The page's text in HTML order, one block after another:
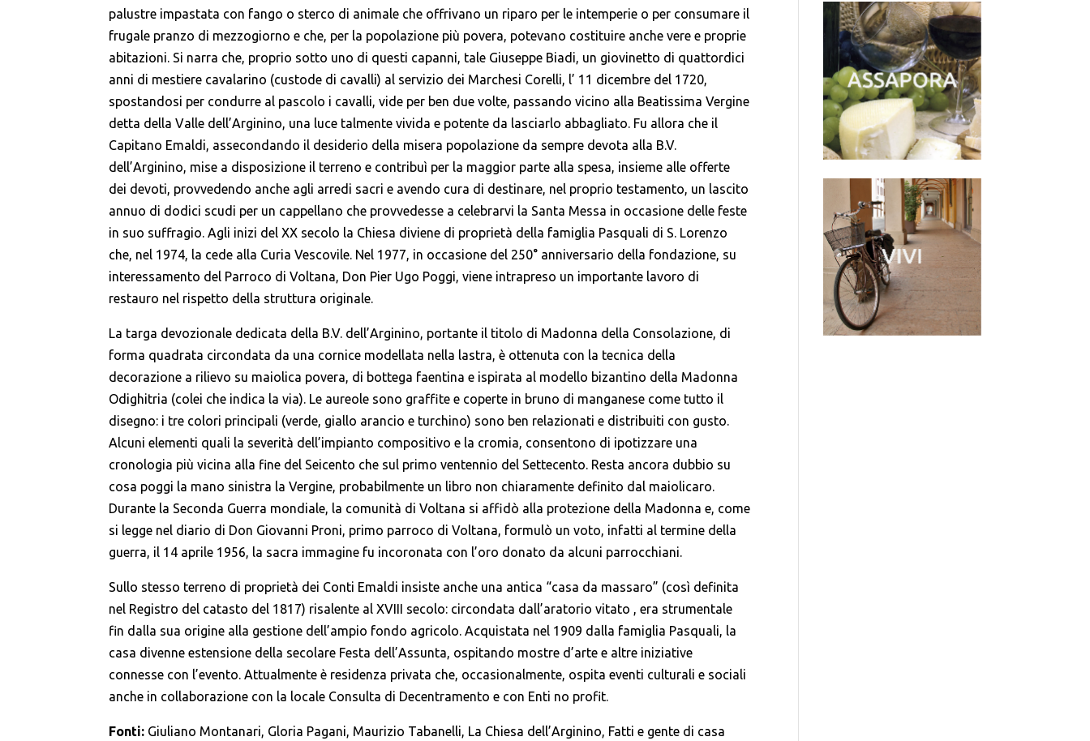
palustre impastata con fango o sterco di animale che offrivano un riparo per le intemperie o per consumare il
frugale pranzo di mezzogiorno e che, per la popolazione più povera, potevano costituire anche vere e proprie
abitazioni. Si narra che, proprio sotto uno di questi capanni, tale Giuseppe Biadi, un giovinetto di quattordici
anni di mestiere cavalarino (custode di cavalli) al servizio dei Marchesi Corelli, l’ 11 dicembre del 1720,
spostandosi per condurre al pascolo i cavalli, vide per ben due volte, passando vicino alla Beatissima Vergine
detta della Valle dell’Arginino, una luce talmente vivida e potente da lasciarlo abbagliato. Fu allora che il
Capitano Emaldi, assecondando il desiderio della misera popolazione da sempre devota alla B.V.
dell’Arginino, mise a disposizione il terreno e contribuì per la maggior parte alla spesa, insieme alle offerte
dei devoti, provvedendo anche agli arredi sacri e avendo cura di destinare, nel proprio testamento, un lascito
annuo di dodici scudi per un cappellano che provvedesse a celebrarvi la Santa Messa in occasione delle feste
in suo suffragio. Agli inizi del XX secolo la Chiesa diviene di proprietà della famiglia Pasquali di S. Lorenzo
che, nel 1974, la cede alla Curia Vescovile. Nel 1977, in occasione del 250° anniversario della fondazione, su
interessamento del Parroco di Voltana, Don Pier Ugo Poggi, viene intrapreso un importante lavoro di
restauro nel rispetto della struttura originale.
La targa devozionale dedicata della B.V. dell’Arginino, portante il titolo di Madonna della Consolazione, di
forma quadrata circondata da una cornice modellata nella lastra, è ottenuta con la tecnica della
decorazione a rilievo su maiolica povera, di bottega faentina e ispirata al modello bizantino della Madonna
Odighitria (colei che indica la via). Le aureole sono graffite e coperte in bruno di manganese come tutto il
disegno: i tre colori principali (verde, giallo arancio e turchino) sono ben relazionati e distribuiti con gusto.
Alcuni elementi quali la severità dell’impianto compositivo e la cromia, consentono di ipotizzare una
cronologia più vicina alla fine del Seicento che sul primo ventennio del Settecento. Resta ancora dubbio su
cosa poggi la mano sinistra la Vergine, probabilmente un libro non chiaramente definito dal maiolicaro.
Durante la Seconda Guerra mondiale, la comunità di Voltana si affidò alla protezione della Madonna e, come
si legge nel diario di Don Giovanni Proni, primo parroco di Voltana, formulò un voto, infatti al termine della
guerra, il 14 aprile 1956, la sacra immagine fu incoronata con l’oro donato da alcuni parrocchiani.
Sullo stesso terreno di proprietà dei Conti Emaldi insiste anche una antica “casa da massaro” (così definita
nel Registro del catasto del 1817) risalente al XVIII secolo: circondata dall’aratorio vitato , era strumentale
fin dalla sua origine alla gestione dell’ampio fondo agricolo. Acquistata nel 1909 dalla famiglia Pasquali, la
casa divenne estensione della secolare Festa dell’Assunta, ospitando mostre d’arte e altre iniziative
connesse con l’evento. Attualmente è residenza privata che, occasionalmente, ospita eventi culturali e sociali
anche in collaborazione con la locale Consulta di Decentramento e con Enti no profit.
Fonti: Giuliano Montanari, Gloria Pagani, Maurizio Tabanelli, La Chiesa dell’Arginino, Fatti e gente di casa